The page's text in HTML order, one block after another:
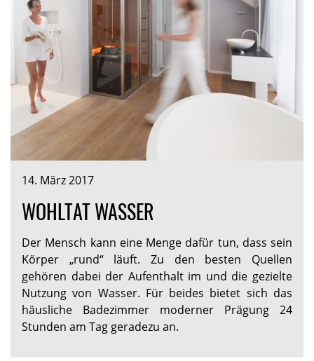
14. März 2017
WOHLTAT WASSER
Der Mensch kann eine Menge dafür tun, dass sein
Körper „rund“ läuft. Zu den besten Quellen
gehören dabei der Aufenthalt im und die gezielte
Nutzung von Wasser. Für beides bietet sich das
häusliche Badezimmer moderner Prägung 24
Stunden am Tag geradezu an.